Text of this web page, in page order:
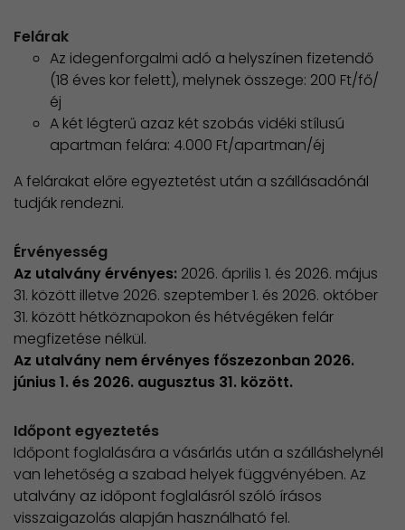
Felárak
Az idegenforgalmi adó a helyszínen fizetendő
(18 éves kor felett), melynek összege: 200 Ft/fő/
éj
A két légterű azaz két szobás vidéki stílusú
apartman felára: 4.000 Ft/apartman/éj
A felárakat előre egyeztetést után a szállásadónál
tudják rendezni.
Érvényesség
Az utalvány érvényes: 2026. április 1. és 2026. május
31. között illetve 2026. szeptember 1. és 2026. október
31. között hétköznapokon és hétvégéken felár
megfizetése nélkül.
Az utalvány nem érvényes főszezonban 2026.
június 1. és 2026. augusztus 31. között.
Időpont egyeztetés
Időpont foglalására a vásárlás után a szálláshelynél
van lehetőség a szabad helyek függvényében. Az
utalvány az időpont foglalásról szóló írásos
visszaigazolás alapján használható fel.